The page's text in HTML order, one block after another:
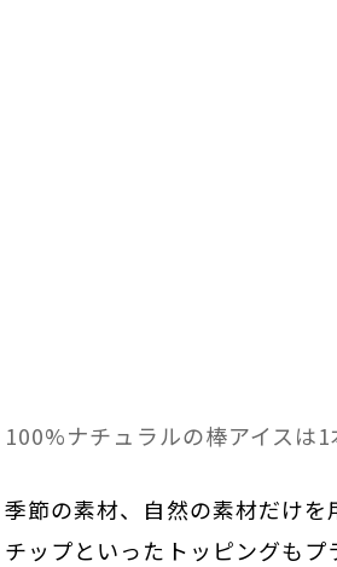
100%ナチュラルの棒アイスは
季節の素材、自然の素材だけ
チップといったトッピングも